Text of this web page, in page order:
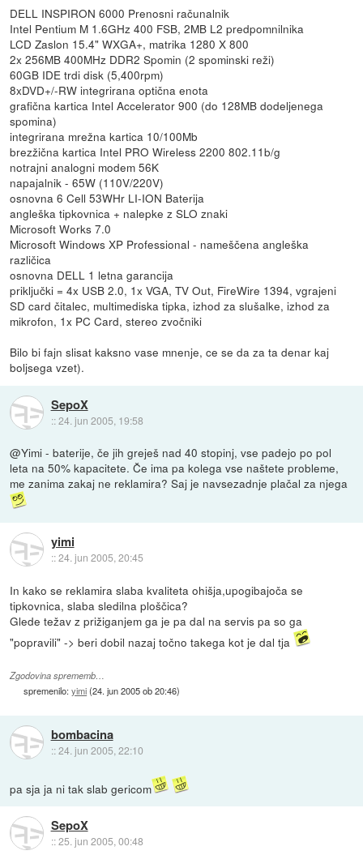
DELL INSPIRON 6000 Prenosni računalnik
Intel Pentium M 1.6GHz 400 FSB, 2MB L2 predpomnilnika
LCD Zaslon 15.4" WXGA+, matrika 1280 X 800
2x 256MB 400MHz DDR2 Spomin (2 spominski reži)
60GB IDE trdi disk (5,400rpm)
8xDVD+/-RW integrirana optična enota
grafična kartica Intel Accelerator 900 (do 128MB dodeljenega
spomina)
integrirana mrežna kartica 10/100Mb
brezžična kartica Intel PRO Wireless 2200 802.11b/g
notrajni analogni modem 56K
napajalnik - 65W (110V/220V)
osnovna 6 Cell 53WHr LI-ION Baterija
angleška tipkovnica + nalepke z SLO znaki
Microsoft Works 7.0
Microsoft Windows XP Professional - nameščena angleška
različica
osnovna DELL 1 letna garancija
priključki = 4x USB 2.0, 1x VGA, TV Out, FireWire 1394, vgrajeni
SD card čitalec, multimediska tipka, izhod za slušalke, izhod za
mikrofon, 1x PC Card, stereo zvočniki
Bilo bi fajn slisat kaksno vase mnenje, ce se da za ta denar kaj
boljsega vzet).
SepoX
::24. jun 2005, 19:58
@Yimi - baterije, če jih greješ nad 40 stopinj, vse padejo po pol
leta na 50% kapacitete. Če ima pa kolega vse naštete probleme,
me zanima zakaj ne reklamira? Saj je navsezadnje plačal za njega
yimi
::24. jun 2005, 20:45
In kako se reklamira slaba kvaliteta ohišja,upogibajoča se
tipkovnica, slaba sledilna ploščica?
Glede težav z prižiganjem ga je pa dal na servis pa so ga
"popravili" -> beri dobil nazaj točno takega kot je dal tja
Zgodovina sprememb…
spremenilo:yimi(24. jun 2005 ob 20:46)
bombacina
::24. jun 2005, 22:10
pa sja ja ni tak slab gericom
SepoX
::25. jun 2005, 00:48